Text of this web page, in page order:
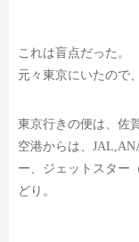
これは盲点だった。
元々東京にいたので
東京行きの便は、 佐
空港からは、
ー、 ジェットスター
どり。